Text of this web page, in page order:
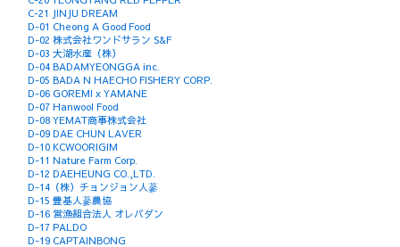
C-21 JINJU DREAM
D-01 Cheong A Good Food
D-02 株式会社ワンドサラン S&F
D-03 大湖水産（株）
D-04 BADAMYEONGGA inc.
D-05 BADA N HAECHO FISHERY CORP.
D-06 GOREMI x YAMANE
D-07 Hanwool Food
D-08 YEMAT商事株式会社
D-09 DAE CHUN LAVER
D-10 KCWOORIGIM
D-11 Nature Farm Corp.
D-12 DAEHEUNG CO.,LTD.
D-14（株）チョンジョン人蔘
D-15 豊基人蔘農協
D-16 営漁組合法人 オレバダン
D-17 PALDO
D-19 CAPTAINBONG